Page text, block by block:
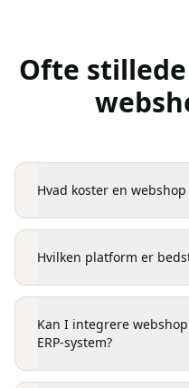
Ofte
Hvad koster en
Hvilken platform er
Kan I integrere
ERP-system?